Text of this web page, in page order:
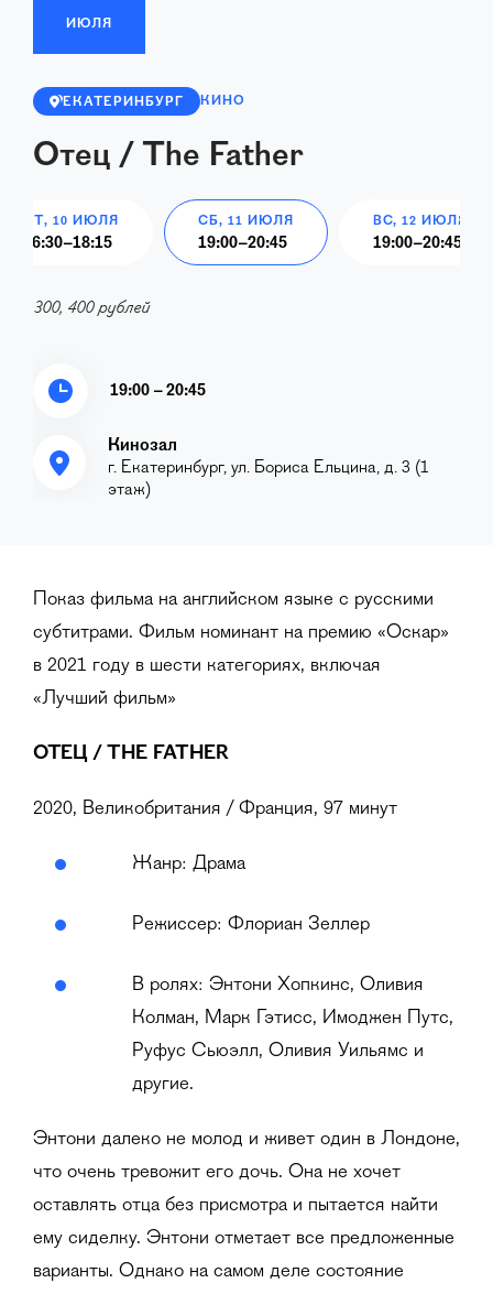
ИЮЛЯ
ЕКАТЕРИНБУРГ КИНО
Отец / The Father
ПТ, 10 ИЮЛЯ
16:30–18:15
СБ, 11 ИЮЛЯ
19:00–20:45
ВС, 12 ИЮЛЯ
19:00–20:45
300, 400 рублей
19:00 – 20:45
Кинозал
г. Екатеринбург, ул. Бориса Ельцина, д. 3 (1
этаж)
Показ фильма на английском языке с русскими
субтитрами. Фильм номинант на премию «Оскар»
в 2021 году в шести категориях, включая
«Лучший фильм»
ОТЕЦ / THE FATHER
2020, Великобритания / Франция, 97 минут
Жанр: Драма
Режиссер: Флориан Зеллер
В ролях: Энтони Хопкинс, Оливия
Колман, Марк Гэтисс, Имоджен Путс,
Руфус Сьюэлл, Оливия Уильямс и
другие.
Энтони далеко не молод и живет один в Лондоне,
что очень тревожит его дочь. Она не хочет
оставлять отца без присмотра и пытается найти
ему сиделку. Энтони отметает все предложенные
варианты. Однако на самом деле состояние